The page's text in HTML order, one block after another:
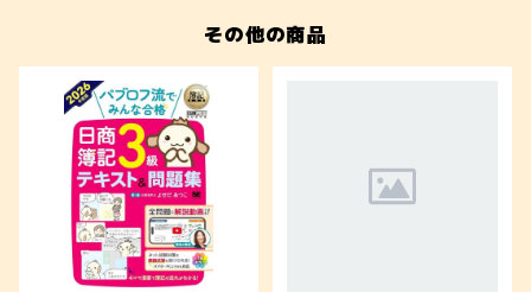
その他の商品